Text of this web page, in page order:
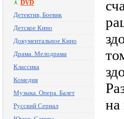
DVD
Детектив, Боевик
Детское Кино
Документальное Кино
Драма. Мелодрама
Классика
Комедия
Музыка. Опера. Балет
Русский Сериал
на